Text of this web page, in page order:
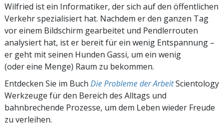
Wilfried ist ein Informatiker, der sich auf den öffentlichen
Verkehr spezialisiert hat. Nachdem er den ganzen Tag
vor einem Bildschirm gearbeitet und Pendlerrouten
analysiert hat, ist er bereit für ein wenig Entspannung –
er geht mit seinen Hunden Gassi, um ein wenig
(oder eine Menge) Raum zu bekommen.
Entdecken Sie im Buch Die Probleme der ArbeitScientology
Werkzeuge für den Bereich des Alltags und
bahnbrechende Prozesse, um dem Leben wieder Freude
zu verleihen.